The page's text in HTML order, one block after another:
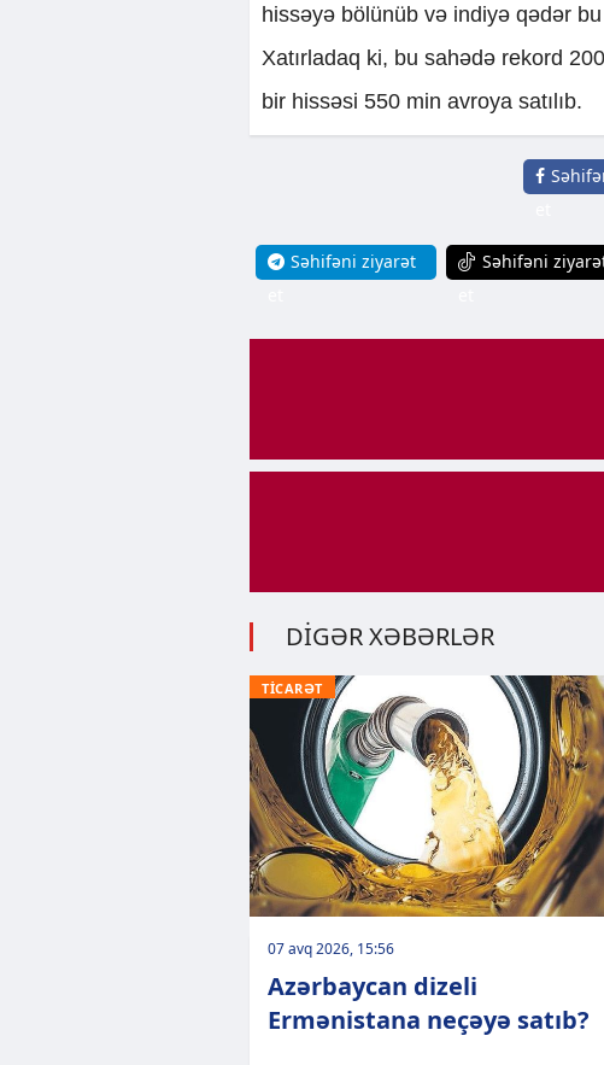
hissəyə bölünüb və indiyə qədər
Xatırladaq ki, bu sahədə rekord
bir hissəsi 550 min avroya satılıb.
Səhifəni ziyarət
Səhifəni
DİGƏR XƏBƏRLƏR
TİCARƏT
07 avq 2026, 15:56
Azərbaycan dizeli
Ermənistana neçəyə satıb?